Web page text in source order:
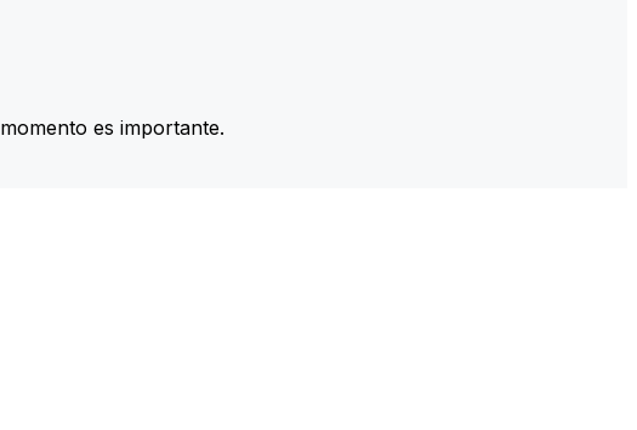
es importante.